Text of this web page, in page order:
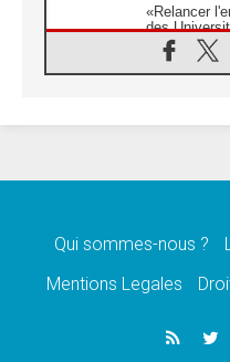
«Relancer
des
08.08.2026
Signis 2026,
07.08.2026
07.08.2026
de
«La paix
le cardinal
Qui sommes-nous ?
Mentions Legales